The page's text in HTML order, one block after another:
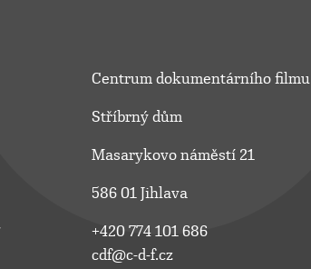
Centrum dokumentárního filmu
Stříbrný dům
Masarykovo náměstí 21
586 01 Jihlava
+420 774 101 686
cdf@c-d-f.cz